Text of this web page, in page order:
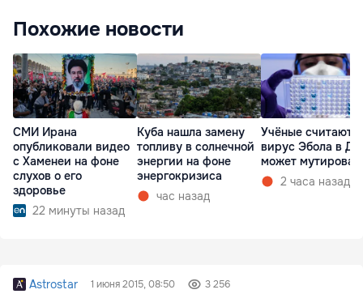
Похожие новости
СМИ Ирана
опубликовали видео
с Хаменеи на фоне
слухов о его
здоровье
22 минуты назад
Куба нашла замену
топливу в солнечной
энергии на фоне
энергокризиса
час назад
Учёные считают,
вирус Эбола в
может
2 часа назад
Astrostar 1 июня 2015, 08:50 3 256